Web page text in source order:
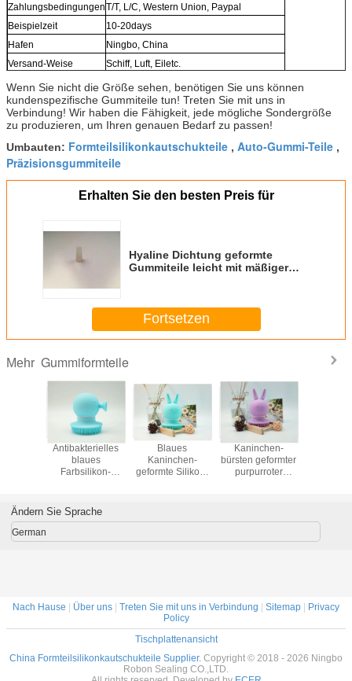
ZahlungsbedingungenT/T, L/C, Western Union, Paypal
Beispielzeit
10-20days
Hafen
Ningbo, China
Versand-Weise
Schiff, Luft, Eiletc.
Wenn Sie nicht die Größe sehen, benötigen Sie uns können
kundenspezifische Gummiteile tun! Treten Sie mit uns in
Verbindung! Wir haben die Fähigkeit, jede mögliche Sondergröße
zu produzieren, um Ihren genauen Bedarf zu passen!
Umbauten: Formteilsilikonkautschukteile , Auto-Gummi-Teile ,
Präzisionsgummiteile
Erhalten Sie den besten Preis für
Hyaline Dichtung geformte
Gummiteile leicht mit mäßiger
Fortsetzen
Mehr Gummiformteile
Antibakterielles
blaues
Farbsilikon-
geformte
Gummiteile
Blaues
Kaninchen-
geformte Silikon-
Kaninchen-
bürsten geformter
purpurroter
Ändern Sie Sprache
German
Nach Hause | Über uns | Treten Sie mit uns in Verbindung | Sitemap | Privacy
Policy
Tischplattenansicht
China Formteilsilikonkautschukteile Supplier. Copyright © 2018 - 2026 Ningbo
Robon Sealing CO.,LTD.